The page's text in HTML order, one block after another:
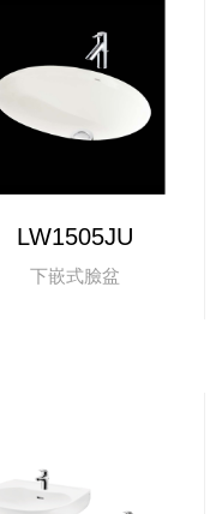
LW1505JU
下嵌式臉盆